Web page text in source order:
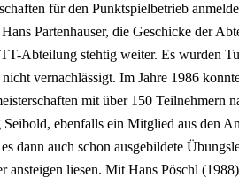
für den Punktspielbetrieb
Partenhauser, die Geschicke der
Abteilung stehtig weiter. Es wurden
vernachlässigt. Im Jahre 1986
mit über 150 Teilnehmern
ebenfalls ein Mitglied aus den
dann auch schon ausgebildete
ansteigen liesen. Mit Hans Pöschl